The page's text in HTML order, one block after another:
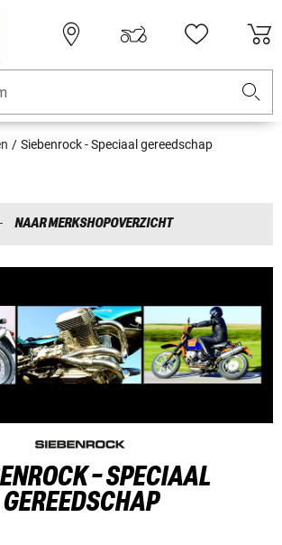
Siebenrock - Speciaal gereedschap
NAAR MERKSHOPOVERZICHT
- SPECIAAL
GEREEDSCHAP